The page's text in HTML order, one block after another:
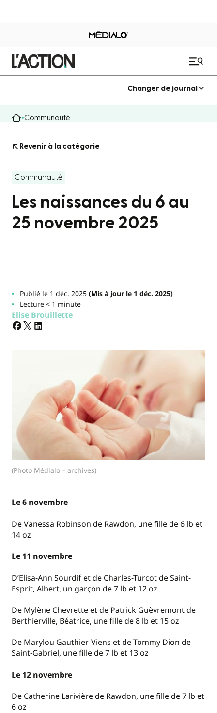
Changer de journal
Communauté
Revenir à la catégorie
Communauté
Les naissances du 6 au
25 novembre 2025
Publié le 1 déc. 2025(Mis à jour le 1 déc. 2025)
Lecture < 1 minute
Elise Brouillette
(Photo Médialo – archives)
Le 6 novembre
De Vanessa Robinson de Rawdon, une fille de 6 lb et
14 oz
Le 11 novembre
D’Elisa-Ann Sourdif et de Charles-Turcot de Saint-
Esprit, Albert, un garçon de 7 lb et 12 oz
De Mylène Chevrette et de Patrick Guèvremont de
Berthierville, Béatrice, une fille de 8 lb et 15 oz
De Marylou Gauthier-Viens et de Tommy Dion de
Saint-Gabriel, une fille de 7 lb et 13 oz
Le 12 novembre
De Catherine Larivière de Rawdon, une fille de 7 lb et
6 oz